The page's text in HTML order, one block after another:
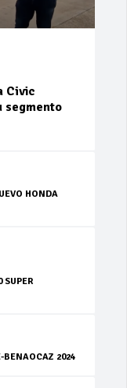
Civic
segmento
HONDA
SUPER
BENAOCAZ 2024